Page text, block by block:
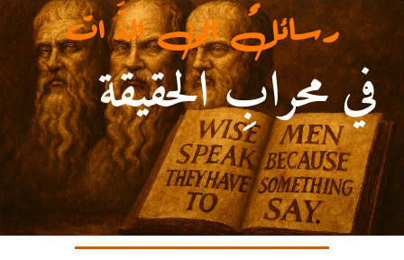
في محرابِ الحقيقة
علي بن أبي طالب)
رسائلٌ الى الذَّ ات